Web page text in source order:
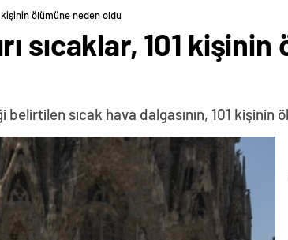
kişinin ölümüne neden oldu
sıcaklar, 101
belirtilen sıcak hava dalgasının, 101